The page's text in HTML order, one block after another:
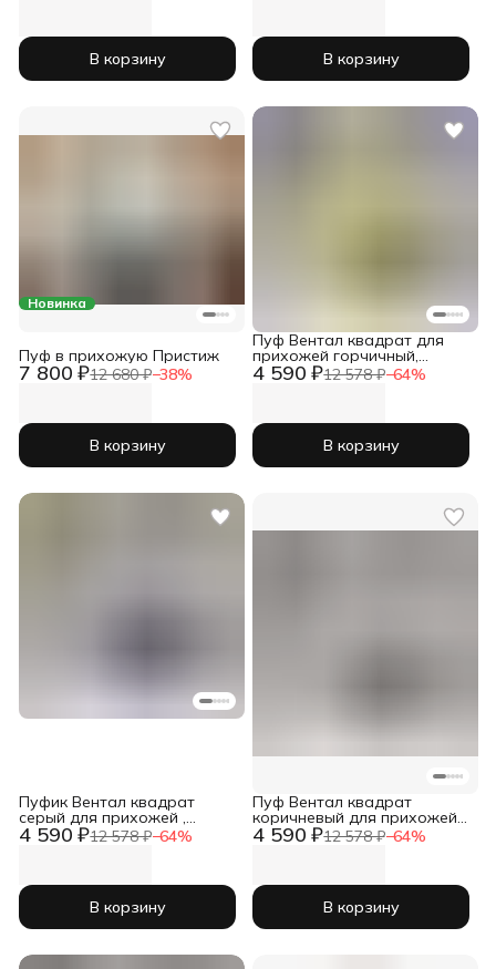
В корзину В корзину
Новинка
7 800 ₽12 680 ₽−38%
Пуф в прихожую Пристиж
В корзину
4 590 ₽12 578 ₽−64%
Пуф Вентал квадрат для
прихожей горчичный,
комнаты и спальни
В корзину
4 590 ₽12 578 ₽−64%
Пуфик Вентал квадрат
серый для прихожей ,
детской и спальни
В корзину
4 590 ₽12 578 ₽−64%
Пуф Вентал квадрат
коричневый для прихожей,
комнаты и спальни
В корзину